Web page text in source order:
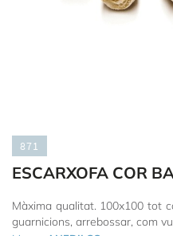
871
ESCARXOFA COR
Màxima qualitat. 100x100 tot
guarnicions, arrebossar, com